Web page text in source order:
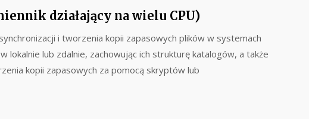
działający na wielu CPU)
i tworzenia kopii zapasowych plików w systemach
lokalnie lub zdalnie, zachowując ich strukturę katalogów, a także
kopii zapasowych za pomocą skryptów lub